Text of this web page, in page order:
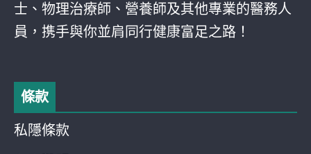
士、物理治療師、營養師及其他專業的醫務人
員，携手與你並肩同行健康富足之路！
條款
私隱條款